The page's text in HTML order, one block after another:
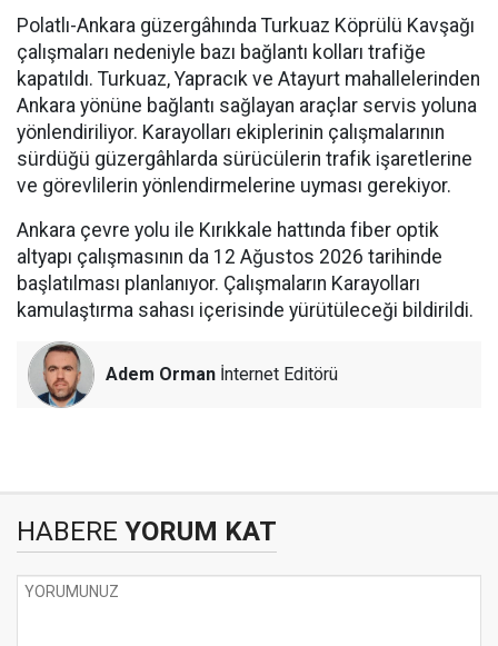
Polatlı-Ankara güzergâhında Turkuaz Köprülü Kavşağı
çalışmaları nedeniyle bazı bağlantı kolları trafiğe
kapatıldı. Turkuaz, Yapracık ve Atayurt mahallelerinden
Ankara yönüne bağlantı sağlayan araçlar servis yoluna
yönlendiriliyor. Karayolları ekiplerinin çalışmalarının
sürdüğü güzergâhlarda sürücülerin trafik işaretlerine
ve görevlilerin yönlendirmelerine uyması gerekiyor.
Ankara çevre yolu ile Kırıkkale hattında fiber optik
altyapı çalışmasının da 12 Ağustos 2026 tarihinde
başlatılması planlanıyor. Çalışmaların Karayolları
kamulaştırma sahası içerisinde yürütüleceği bildirildi.
Adem Orman İnternet Editörü
HABERE YORUM KAT